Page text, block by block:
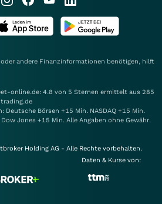
andere Finanzinformationen benötigen, hilft
online.de: 4.8 von 5 Sternen ermittelt aus 285
Deutsche Börsen +15 Min. NASDAQ +15 Min.
Dow Jones +15 Min. Alle Angaben ohne Gewähr.
Holding AG - Alle Rechte vorbehalten.
Daten & Kurse von: